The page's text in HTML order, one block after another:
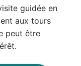
guidée en
aux tours
peut être